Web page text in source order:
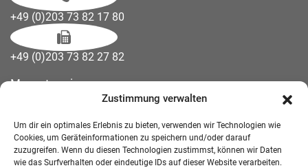
Zustimmung verwalten
Um dir ein optimales Erlebnis zu bieten, verwenden wir Technologien wie
Cookies, um Geräteinformationen zu speichern und/oder darauf
zuzugreifen. Wenn du diesen Technologien zustimmst, können wir Daten
wie das Surfverhalten oder eindeutige IDs auf dieser Website verarbeiten.
+49 (0)203 73 82 17 80
+49 (0)203 73 82 27 82
Messetermine
Downloads
Wandelemente
Über uns